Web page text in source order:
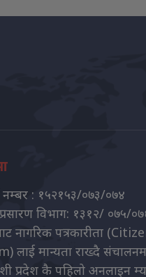
नम्बर : १५२१५३/०७३/०७४
विभाग: १३१२/ ०७५/
नागरिक पत्रकारीता
लाई मान्यता राख्दै
प्रदेश कै पहिलो अनलाइन